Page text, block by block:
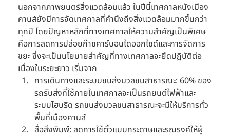
นอกจากภาพยนตร์สิ่งแวดล้อมแล้ว ในปีนี้เทศกาลหนังเมือง
คานส์ยังมีการจัดเทศกาลที่คำนึงถึงสิ่งแวดล้อมมากขึ้นกว่า
ทุกปี โดยปัญหาหลักที่ทางเทศกาลให้ความสำคัญเป็นพิเศษ
คือการลดการปล่อยก๊าซคาร์บอนไดออกไซด์และการจัดการ
ขยะ ซึ่งจะเป็นนโยบายสำคัญที่ทางเทศกาลจะยึดปฏิบัติต่อ
เนื่องในระยะยาว เริ่มจาก
การเดินทางและระบบขนส่งมวลชนสาธารณะ: 60% ของ
รถรับส่งที่ใช้ภายในเทศกาลจะเป็นรถยนต์ไฟฟ้าและ
ระบบไฮบริด รถขนส่งมวลชนสาธารณะจะมีให้บริการทั่ว
พื้นที่เมืองคานส์
สื่อสิ่งพิมพ์: ลดการใช้ตั๋วแบบกระดาษและรณรงค์ให้ผู้